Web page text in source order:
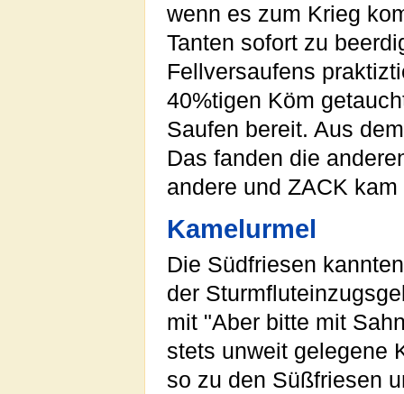
wenn es zum Krieg
Tanten sofort zu
Fellversaufens
40%tigen Köm
Saufen bereit. Aus
Das fanden die
andere und ZACK
Kamelurmel
Die Südfriesen
der
mit "Aber bitte mit
stets unweit gelegene
so zu den Süßfriesen